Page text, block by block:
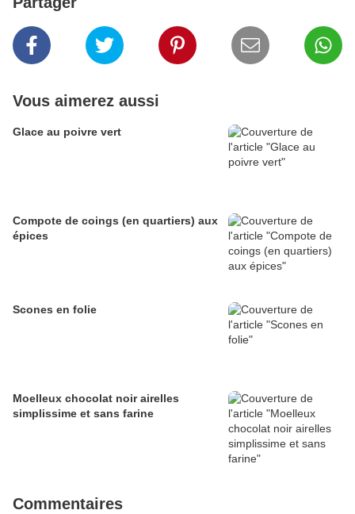
Vous aimerez aussi
Glace au poivre vert
Compote de coings (en quartiers) aux
épices
Scones en folie
Moelleux chocolat noir airelles
simplissime et sans farine
Commentaires